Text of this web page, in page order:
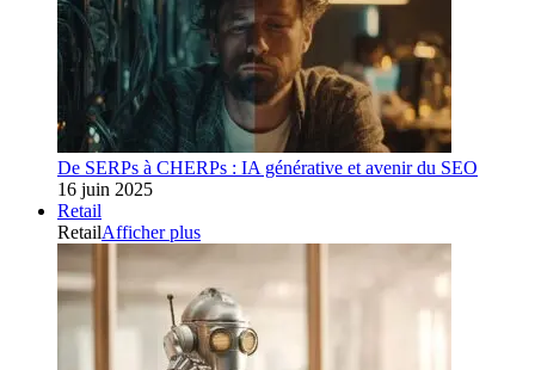
De SERPs à CHERPs : IA générative et avenir du SEO
16 juin 2025
Retail
RetailAfficher plus